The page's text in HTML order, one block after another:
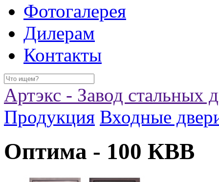
Фотогалерея
Дилерам
Контакты
Артэкс - Завод стальных
Продукция Входные
Оптима - 100 КВВ